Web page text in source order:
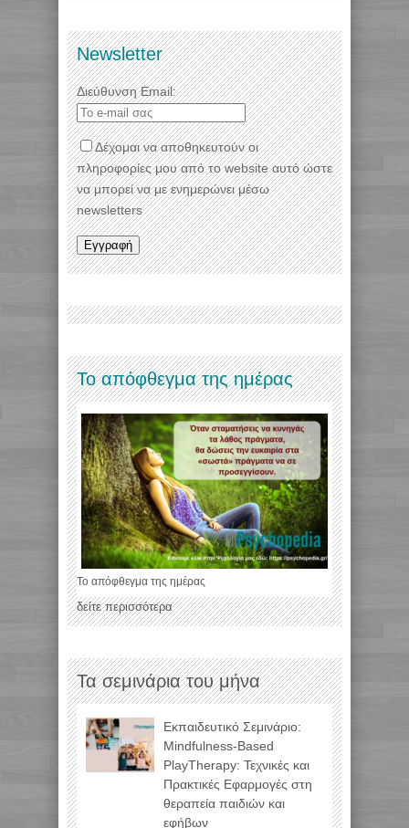
Newsletter
Διεύθυνση Email:
Δέχομαι να αποθηκευτούν οι
πληροφορίες μου από το website αυτό ώστε
να μπορεί να με ενημερώνει μέσω
newsletters
Το απόφθεγμα της ημέρας
Το απόφθεγμα της ημέρας
δείτε περισσότερα
Τα σεμινάρια του μήνα
Εκπαιδευτικό Σεμινάριο:
Mindfulness-Based
PlayTherapy: Τεχνικές και
Πρακτικές Εφαρμογές στη
θεραπεία παιδιών και
εφήβων